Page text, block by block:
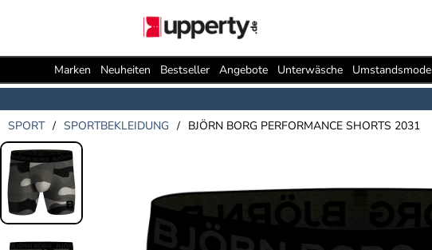
Marken Neuheiten Bestseller Angebote Unterwäsche Umstandsmode
SPORT / SPORTBEKLEIDUNG / BJÖRN BORG PERFORMANCE SHORTS 2031